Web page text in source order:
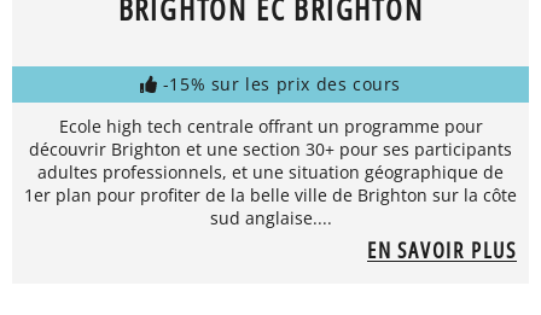
BRIGHTON EC BRIGHTON
-15% sur les prix des cours
Ecole high tech centrale offrant un programme pour
découvrir Brighton et une section 30+ pour ses participants
adultes professionnels, et une situation géographique de
1er plan pour profiter de la belle ville de Brighton sur la côte
sud anglaise....
EN SAVOIR PLUS